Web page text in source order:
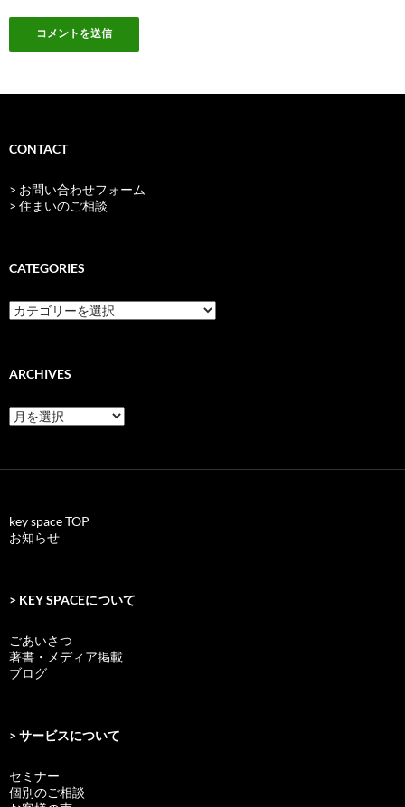
CONTACT
> お問い合わせフォーム
> 住まいのご相談
CATEGORIES
categories
ARCHIVES
archives
key space TOP
お知らせ
> KEY SPACEについて
ごあいさつ
著書・メディア掲載
ブログ
> サービスについて
セミナー
個別のご相談